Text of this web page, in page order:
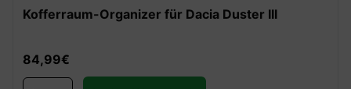
Kofferraum-Organizer für Dacia Duster III
84,99€